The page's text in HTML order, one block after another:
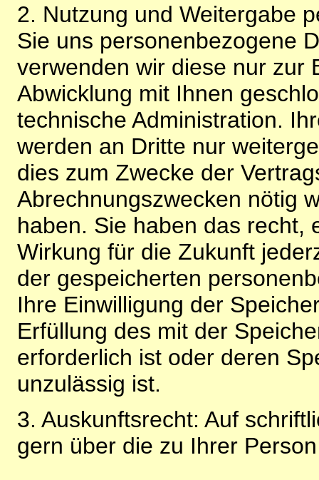
2. Nutzung und Weitergabe
Sie uns personenbezogene
verwenden wir diese nur zur
Abwicklung mit Ihnen
technische Administration.
werden an Dritte nur
dies zum Zwecke der
Abrechnungszwecken nötig
haben. Sie haben das recht,
Wirkung für die Zukunft
der gespeicherten
Ihre Einwilligung der
Erfüllung des mit der
erforderlich ist oder deren
unzulässig ist.
3. Auskunftsrecht: Auf
gern über die zu Ihrer